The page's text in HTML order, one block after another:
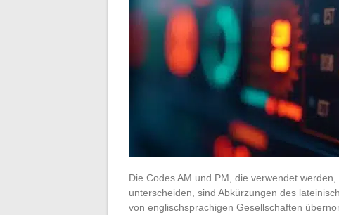
Die Codes AM und PM, die verwendet
unterscheiden, sind Abkürzungen des
von englischsprachigen Gesellschaften